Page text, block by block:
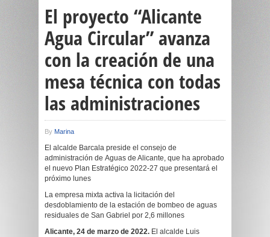
El proyecto “Alicante
Agua Circular” avanza
con la creación de una
mesa técnica con todas
las administraciones
By Marina
El alcalde Barcala preside el consejo de
administración de Aguas de Alicante, que ha aprobado
el nuevo Plan Estratégico 2022-27 que presentará el
próximo lunes
La empresa mixta activa la licitación del
desdoblamiento de la estación de bombeo de aguas
residuales de San Gabriel por 2,6 millones
Alicante, 24 de marzo de 2022. El alcalde Luis